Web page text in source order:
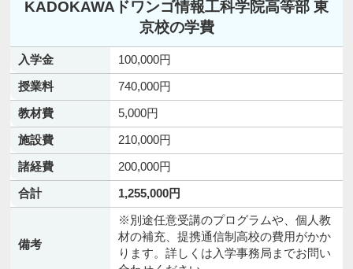
KADOKAWAドワンゴ情報工科学院高等部 東
京校の学費
入学金
100,000円
授業料
740,000円
教材費
5,000円
施設費
210,000円
諸経費
200,000円
合計
1,255,000円
備考
※別途任意受講のプログラムや、個人教
材の補充、提携通信制高校の費用がかか
ります。詳しくは入学事務局までお問い